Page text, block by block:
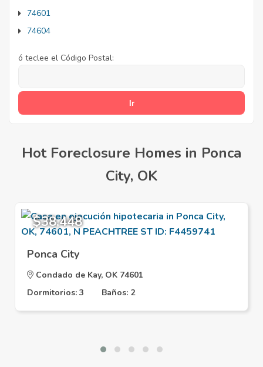
74601
74604
ó teclee el Código Postal:
Hot Foreclosure Homes in Ponca
City, OK
$38,448
Ponca City
Condado de Kay, OK 74601
Dormitorios: 3
Baños: 2